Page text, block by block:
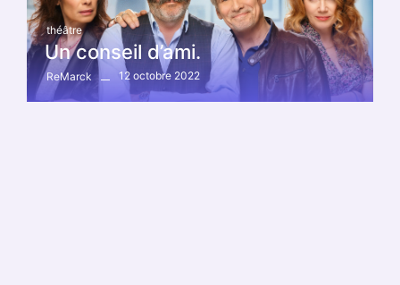
théâtre
Un conseil d’ami.
ReMarck 12 octobre 2022